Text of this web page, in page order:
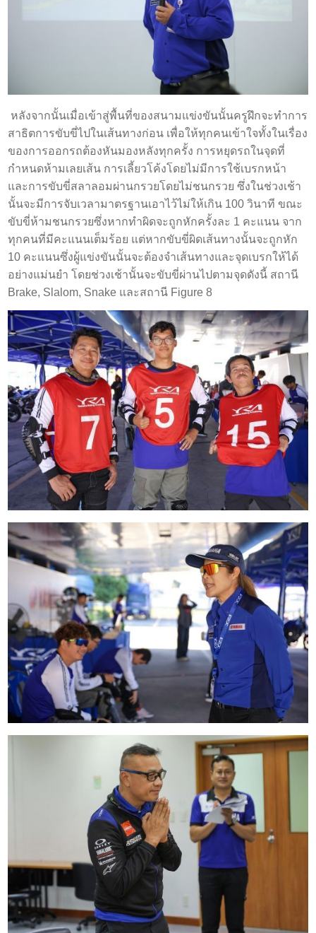
หลังจากนั้นเมื่อเข้าสู่พื้นที่ของสนามแข่งขันนั้นครูฝึกจะทำการ
สาธิตการขับขี่ไปในเส้นทางก่อน เพื่อให้ทุกคนเข้าใจทั้งในเรื่อง
ของการออกรถต้องหันมองหลังทุกครั้ง การหยุดรถในจุดที่
กำหนดห้ามเลยเส้น การเลี้ยวโค้งโดยไม่มีการใช้เบรกหน้า
และการขับขี่สลาลอมผ่านกรวยโดยไม่ชนกรวย ซึ่งในช่วงเช้า
นั้นจะมีการจับเวลามาตรฐานเอาไว้ไม่ให้เกิน 100 วินาที ขณะ
ขับขี่ห้ามชนกรวยซึ่งหากทำผิดจะถูกหักครั้งละ 1 คะแนน จาก
ทุกคนที่มีคะแนนเต็มร้อย แต่หากขับขี่ผิดเส้นทางนั้นจะถูกหัก
10 คะแนนซึ่งผู้แข่งขันนั้นจะต้องจำเส้นทางและจุดเบรกให้ได้
อย่างแม่นยำ โดยช่วงเช้านั้นจะขับขี่ผ่านไปตามจุดดังนี้ สถานี
Brake, Slalom, Snake และสถานี Figure 8